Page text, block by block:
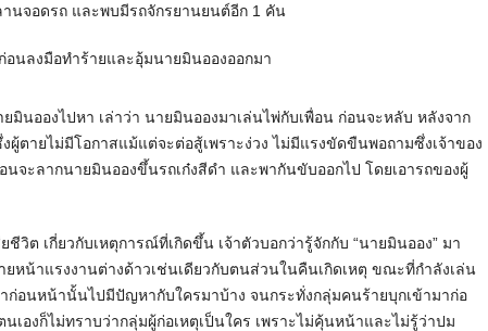
นจอดรถ และพบมีรถจักรยานยนต์อีก 1 คัน
นลงมือทำร้ายและอุ้มนายมินอองออกมา
นอองไปหา เล่าว่า นายมินอองมาเล่นไพ่กับเพื่อน ก่อนจะหลับ หลังจาก
ตายไม่มีโอกาสแม้แต่จะต่อสู้เพราะง่วง ไม่มีแรงขัดขืนพอถามซึ่งเจ้าของ
จะลากนายมินอองขึ้นรถเก๋งสีดำ และพากันขับออกไป โดยเอารถของผู้
วิต เกี่ยวกับเหตุการณ์ที่เกิดขึ้น เจ้าตัวบอกว่ารู้จักกับ “นายมินออง” มา
หน้าแรงงานต่างด้าวเช่นเดียวกับตนส่วนในคืนเกิดเหตุ ขณะที่กำลังเล่น
ก่อนหน้านั้นไปมีปัญหากับใครมาบ้าง จนกระทั่งกลุ่มคนร้ายบุกเข้ามาก่อ
เองก็ไม่ทราบว่ากลุ่มผู้ก่อเหตุเป็นใคร เพราะไม่คุ้นหน้าและไม่รู้ว่าปม